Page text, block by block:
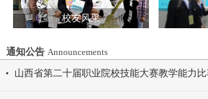
校协同发展的新篇章。
校友风采
通知公告 Announcements
山西省第二十届职业院校技能大赛教学能力比赛山西华澳商贸